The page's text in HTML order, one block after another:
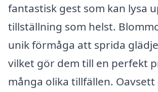
fantastisk gest som kan lysa
tillställning som helst.
unik förmåga att sprida
vilket gör dem till en perfekt
många olika tillfällen. Oavsett